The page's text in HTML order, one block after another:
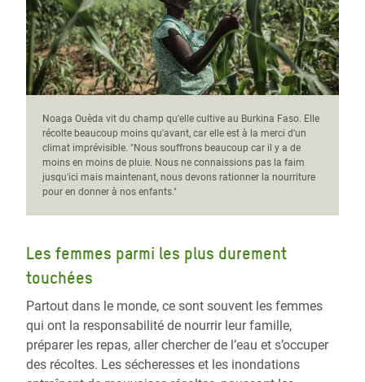
Noaga Ouèda vit du champ qu'elle cultive au Burkina Faso. Elle
récolte beaucoup moins qu'avant, car elle est à la merci d'un
climat imprévisible. "Nous souffrons beaucoup car il y a de
moins en moins de pluie. Nous ne connaissions pas la faim
jusqu'ici mais maintenant, nous devons rationner la nourriture
pour en donner à nos enfants."
Les femmes parmi les plus durement
touchées
Partout dans le monde, ce sont souvent les femmes
qui ont la responsabilité de nourrir leur famille,
préparer les repas, aller chercher de l’eau et s’occuper
des récoltes. Les sécheresses et les inondations